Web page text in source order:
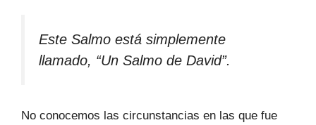
Este Salmo está simplemente
llamado, “Un Salmo de David”.
No conocemos las circunstancias en las que fue